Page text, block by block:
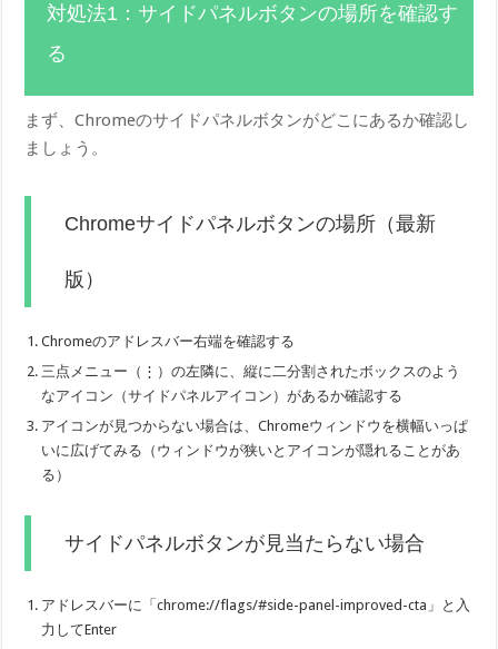
対処法1：サイドパネルボタンの場所を確認す
る
まず、Chromeのサイドパネルボタンがどこにあるか確認し
ましょう。
Chromeサイドパネルボタンの場所（最新
版）
Chromeのアドレスバー右端を確認する
三点メニュー（⋮）の左隣に、縦に二分割されたボックスのよう
なアイコン（サイドパネルアイコン）があるか確認する
アイコンが見つからない場合は、Chromeウィンドウを横幅いっぱ
いに広げてみる（ウィンドウが狭いとアイコンが隠れることがあ
る）
サイドパネルボタンが見当たらない場合
アドレスバーに「chrome://flags/#side-panel-improved-cta」と入
力してEnter